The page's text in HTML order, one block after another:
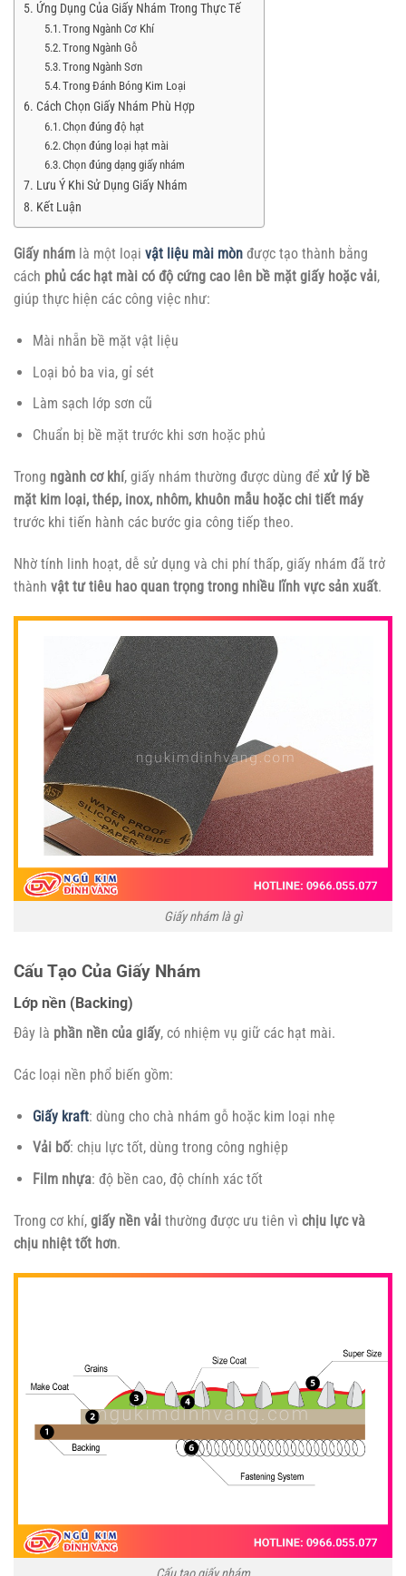
Ứng Dụng Của Giấy Nhám Trong Thực Tế
Trong Ngành Cơ Khí
Trong Ngành Gỗ
Trong Ngành Sơn
Trong Đánh Bóng Kim Loại
Cách Chọn Giấy Nhám Phù Hợp
Chọn đúng độ hạt
Chọn đúng loại hạt mài
Chọn đúng dạng giấy nhám
Lưu Ý Khi Sử Dụng Giấy Nhám
Kết Luận
Giấy nhám là một loại vật liệu mài mòn được tạo thành bằng
cách phủ các hạt mài có độ cứng cao lên bề mặt giấy hoặc vải,
giúp thực hiện các công việc như:
Mài nhẵn bề mặt vật liệu
Loại bỏ ba via, gỉ sét
Làm sạch lớp sơn cũ
Chuẩn bị bề mặt trước khi sơn hoặc phủ
Trong ngành cơ khí, giấy nhám thường được dùng để xử lý bề
mặt kim loại, thép, inox, nhôm, khuôn mẫu hoặc chi tiết máy
trước khi tiến hành các bước gia công tiếp theo.
Nhờ tính linh hoạt, dễ sử dụng và chi phí thấp, giấy nhám đã trở
thành vật tư tiêu hao quan trọng trong nhiều lĩnh vực sản xuất.
Giấy nhám là gì
Cấu Tạo Của Giấy Nhám
Lớp nền (Backing)
Đây là phần nền của giấy, có nhiệm vụ giữ các hạt mài.
Các loại nền phổ biến gồm:
Giấy kraft: dùng cho chà nhám gỗ hoặc kim loại nhẹ
Vải bố: chịu lực tốt, dùng trong công nghiệp
Film nhựa: độ bền cao, độ chính xác tốt
Trong cơ khí, giấy nền vải thường được ưu tiên vì chịu lực và
chịu nhiệt tốt hơn.